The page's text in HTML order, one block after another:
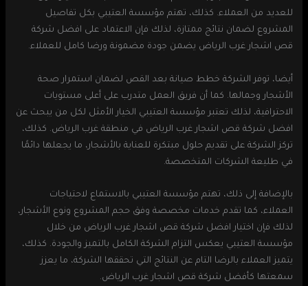
للعديد من العملاء. كذلك، تهتم مؤسسة العتيبي بكل تفاصيل
المشروع لضمان نتائج ممتازة، لذلك فإن الاعتماد على افضل شركة
قص اشجار غرب الرياض يضمن جودة مضمونة ورضا كامل للعملاء.
أيضا، توفر الشركة خطط صيانة بعد القص لضمان استمرار صحة
الأشجار وجمالها. كما أن فريق العمل متدرب على أعلى مستويات
الاحترافية، لذلك تعتبر مؤسسة العتيبي الخيار الأمثل لكل من يبحث عن
افضل شركة قص اشجار غرب الرياض في منطقة غرب الرياض. كذلك،
تركز الشركة على تقديم حلول مبتكرة للعناية بالأشجار، ما يجعلها دائمًا
في طليعة الشركات المتخصصة.
بالإضافة إلى ذلك، تهتم مؤسسة العتيبي بالاستماع لاحتياجات
العملاء، كما تقدم خدمات مخصصة وفق حجم المشروع ونوع الأشجار،
لذلك فإن اختيار افضل شركة قص اشجار غرب الرياض من خلال
مؤسسة العتيبي يعكس التزام الشركة الكامل بالتميز والجودة. كذلك،
يتميز العملاء بالرضا التام عن النتائج التي تحققها الشركة، ما يعزز
سمعتها كأفضل شركة قص اشجار غرب الرياض.